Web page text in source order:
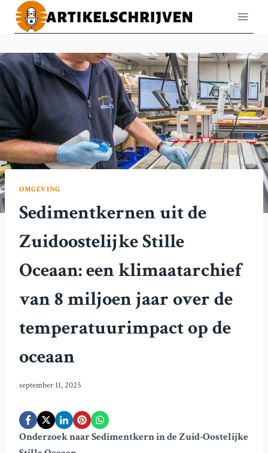
Doorgaan
naar
OMGEVING
Sedimentkernen uit de
Zuidoostelijke Stille
Oceaan: een klimaatarchief
van 8 miljoen jaar over de
temperatuurimpact op de
oceaan
september 11, 2025
Onderzoek naar Sedimentkern in de Zuid-Oostelijke